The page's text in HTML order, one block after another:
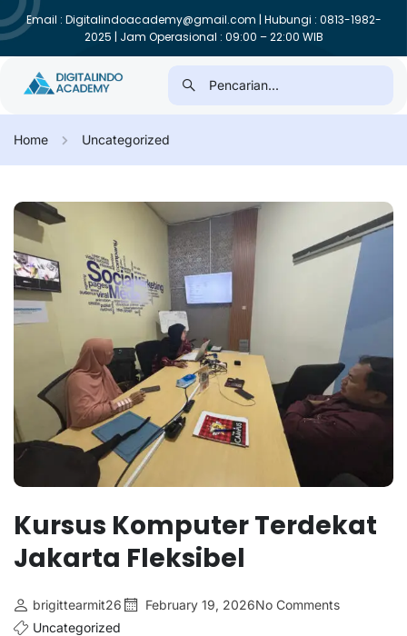
Email : Digitalindoacademy@gmail.com | Hubungi : 0813-1982-
2025 | Jam Operasional : 09:00 – 22:00 WIB
Home Uncategorized
Kursus Komputer Terdekat
Jakarta Fleksibel
brigittearmit26 February 19, 2026No Comments
Uncategorized